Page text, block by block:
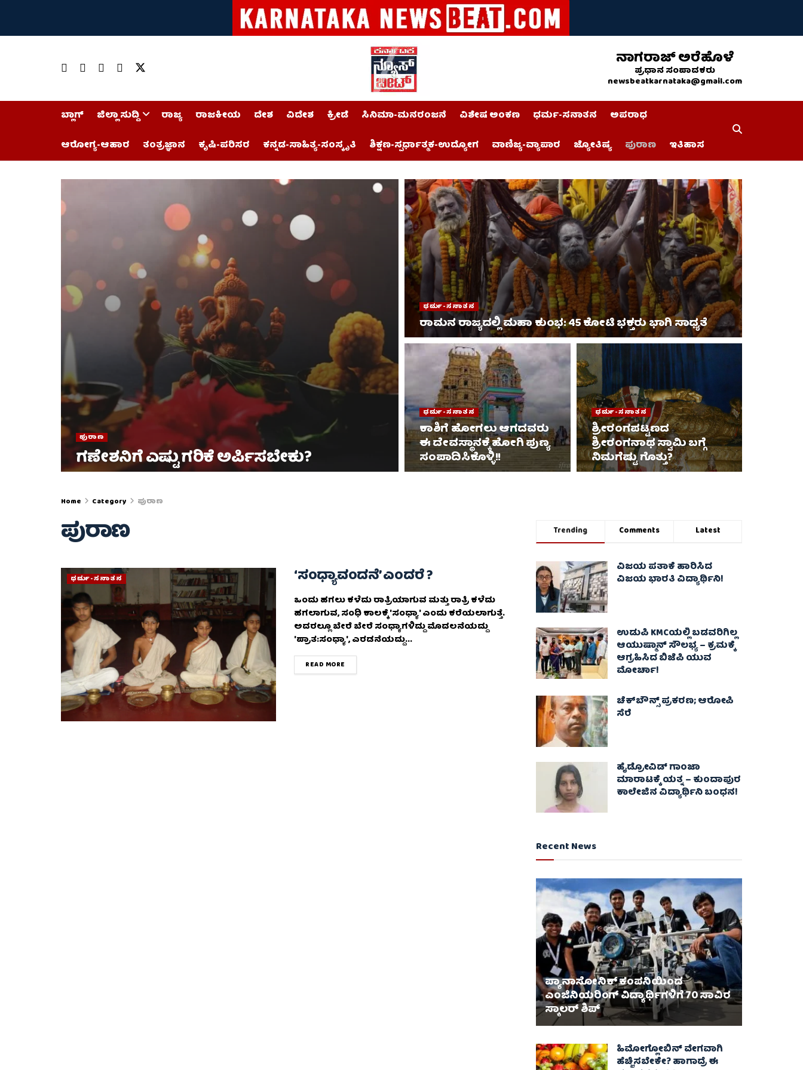
ನಾಗರಾಜ್ ಅರೆಹೊಳೆ
ಪ್ರಧಾನ ಸಂಪಾದಕರು
newsbeatkarnataka@gmail.com
ಬ್ಲಾಗ್ ಜಿಲ್ಲಾ ಸುದ್ದಿ ರಾಜ್ಯ ರಾಜಕೀಯ ದೇಶ ವಿದೇಶ ಕ್ರೀಡೆ ಸಿನಿಮಾ-ಮನರಂಜನೆ ವಿಶೇಷ ಅಂಕಣ ಧರ್ಮ-ಸನಾತನ
ಅಪರಾಧ
ಆರೋಗ್ಯ-ಆಹಾರ
ತಂತ್ರಜ್ಞಾನ ಕೃಷಿ-ಪರಿಸರ ಕನ್ನಡ-ಸಾಹಿತ್ಯ-ಸಂಸ್ಕೃತಿ ಶಿಕ್ಷಣ-ಸ್ಪರ್ಧಾತ್ಮಕ-ಉದ್ಯೋಗ ವಾಣಿಜ್ಯ-ವ್ಯಾಪಾರ ಜ್ಯೋತಿಷ್ಯ ಪುರಾಣ ಇತಿಹಾಸ
ಪುರಾಣ
ಗಣೇಶನಿಗೆ ಎಷ್ಟು ಗರಿಕೆ ಅರ್ಪಿಸಬೇಕು?
ಧರ್ಮ-ಸನಾತನ
ರಾಮನ ರಾಜ್ಯದಲ್ಲಿ ಮಹಾ ಕುಂಭ: 45 ಕೋಟಿ ಭಕ್ತರು ಭಾಗಿ ಸಾಧ್ಯತೆ
ಧರ್ಮ-ಸನಾತನ
ಕಾಶಿಗೆ ಹೋಗಲು ಆಗದವರು
ಈ ದೇವಸ್ಥಾನಕ್ಕೆ ಹೋಗಿ ಪುಣ್ಯ
ಸಂಪಾದಿಸಿಕೊಳ್ಳಿ!!
ಧರ್ಮ-ಸನಾತನ
ಶ್ರೀರಂಗಪಟ್ಟಣದ
ಶ್ರೀರಂಗನಾಥ ಸ್ವಾಮಿ ಬಗ್ಗೆ
ನಿಮಗೆಷ್ಟು ಗೊತ್ತು?
Home Category ಪುರಾಣ
ಪುರಾಣ
ಧರ್ಮ-ಸನಾತನ ‘ಸಂಧ್ಯಾವಂದನೆ’ ಎಂದರೆ ?
ಒಂದು ಹಗಲು ಕಳೆದು ರಾತ್ರಿಯಾಗುವ ಮತ್ತು ರಾತ್ರಿ ಕಳೆದು
ಹಗಲಾಗುವ, ಸಂಧಿ ಕಾಲಕ್ಕೆ 'ಸಂಧ್ಯಾ' ಎಂದು ಕರೆಯಲಾಗುತ್ತೆ.
ಅದರಲ್ಲೂ ಬೇರೆ ಬೇರೆ ಸಂಧ್ಯಾಗಳಿದ್ದು ಮೊದಲನೆಯದ್ದು
'ಪ್ರಾತ:ಸಂಧ್ಯಾ', ಎರಡನೆಯದ್ದು...
READ MORE
Trending Comments Latest
ವಿಜಯ ಪತಾಕೆ ಹಾರಿಸಿದ
ವಿಜಯ ಭಾರತಿ ವಿದ್ಯಾರ್ಥಿನಿ!
ಉಡುಪಿ KMCಯಲ್ಲಿ ಬಡವರಿಗಿಲ್ಲ
ಆಯುಷ್ಮಾನ್ ಸೌಲಭ್ಯ – ಕ್ರಮಕ್ಕೆ
ಆಗ್ರಹಿಸಿದ ಬಿಜೆಪಿ ಯುವ
ಮೋರ್ಚಾ!
ಚೆಕ್​ಬೌನ್ಸ್​ ಪ್ರಕರಣ; ಆರೋಪಿ
ಸೆರೆ
ಹೈಡ್ರೋವಿಡ್ ಗಾಂಜಾ
ಮಾರಾಟಕ್ಕೆ ಯತ್ನ – ಕುಂದಾಪುರ
ಕಾಲೇಜಿನ ವಿದ್ಯಾರ್ಥಿನಿ ಬಂಧನ!
Recent News
ಪ್ಯಾನಾಸೋನಿಕ್ ಕಂಪನಿಯಿಂದ
ಎಂಜಿನಿಯರಿಂಗ್ ವಿದ್ಯಾರ್ಥಿಗಳಿಗೆ 70 ಸಾವಿರ
ಸ್ಕಾಲರ್ ಶಿಪ್
ಹಿಮೋಗ್ಲೋಬಿನ್ ವೇಗವಾಗಿ
ಹೆಚ್ಚಿಸಬೇಕೇ? ಹಾಗಾದ್ರೆ ಈ